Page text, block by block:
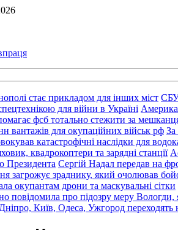
стає прикладом для інших міст СБУ
для війни в Україні
фсб тотально стежити за
вантажів для окупаційних військ рф За
катастрофічні наслідки для
квадрокоптери та зарядні станції
Президента Сергій Надал передав на
загрожує зраднику, який очолював
окупантам дрони та маскувальні сітки
повідомила про підозру меру Вологди,
Київ, Одеса, Ужгород переходять